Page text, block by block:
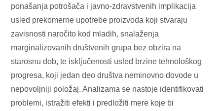
ponašanja potrošača i javno-zdravstvenih implikacija
usled prekomerne upotrebe proizvoda koji stvaraju
zavisnosti naročito kod mladih, snalaženja
marginalizovanih društvenih grupa bez obzira na
starosnu dob, te isključenosti usled brzine tehnološkog
progresa, koji jedan deo društva neminovno dovode u
nepovoljniji položaj. Analizama se nastoje identifikovati
problemi, istražiti efekti i predložiti mere koje bi